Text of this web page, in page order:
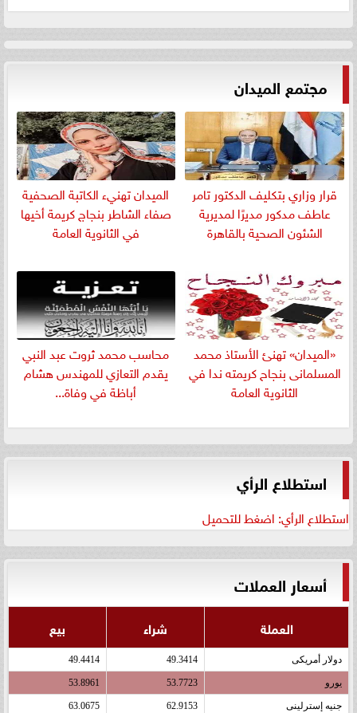
مجتمع الميدان
قرار وزاري بتكليف الدكتور تامر
عاطف مدكور مديرًا لمديرية
الشئون الصحية بالقاهرة
الميدان تهنيء الكاتبة الصحفية
صفاء الشاطر بنجاج كريمة أخيها
في الثانوية العامة
«الميدان» تهنئ الأستاذ محمد
المسلمانى بنجاح كريمته ندا في
الثانوية العامة
​محاسب محمد ثروت عبد النبي
يقدم التعازي للمهندس هشام
أباظة في وفاة...
استطلاع الرأي
استطلاع الرأي: اضغط للتحميل
أسعار العملات
العملة شراء بيع
دولار أمريكى 49.3414
49.4414
يورو 53.7723
53.8961
جنيه إسترلينى 62.9153
63.0675